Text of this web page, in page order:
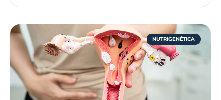
NUTRIGENÉTICA